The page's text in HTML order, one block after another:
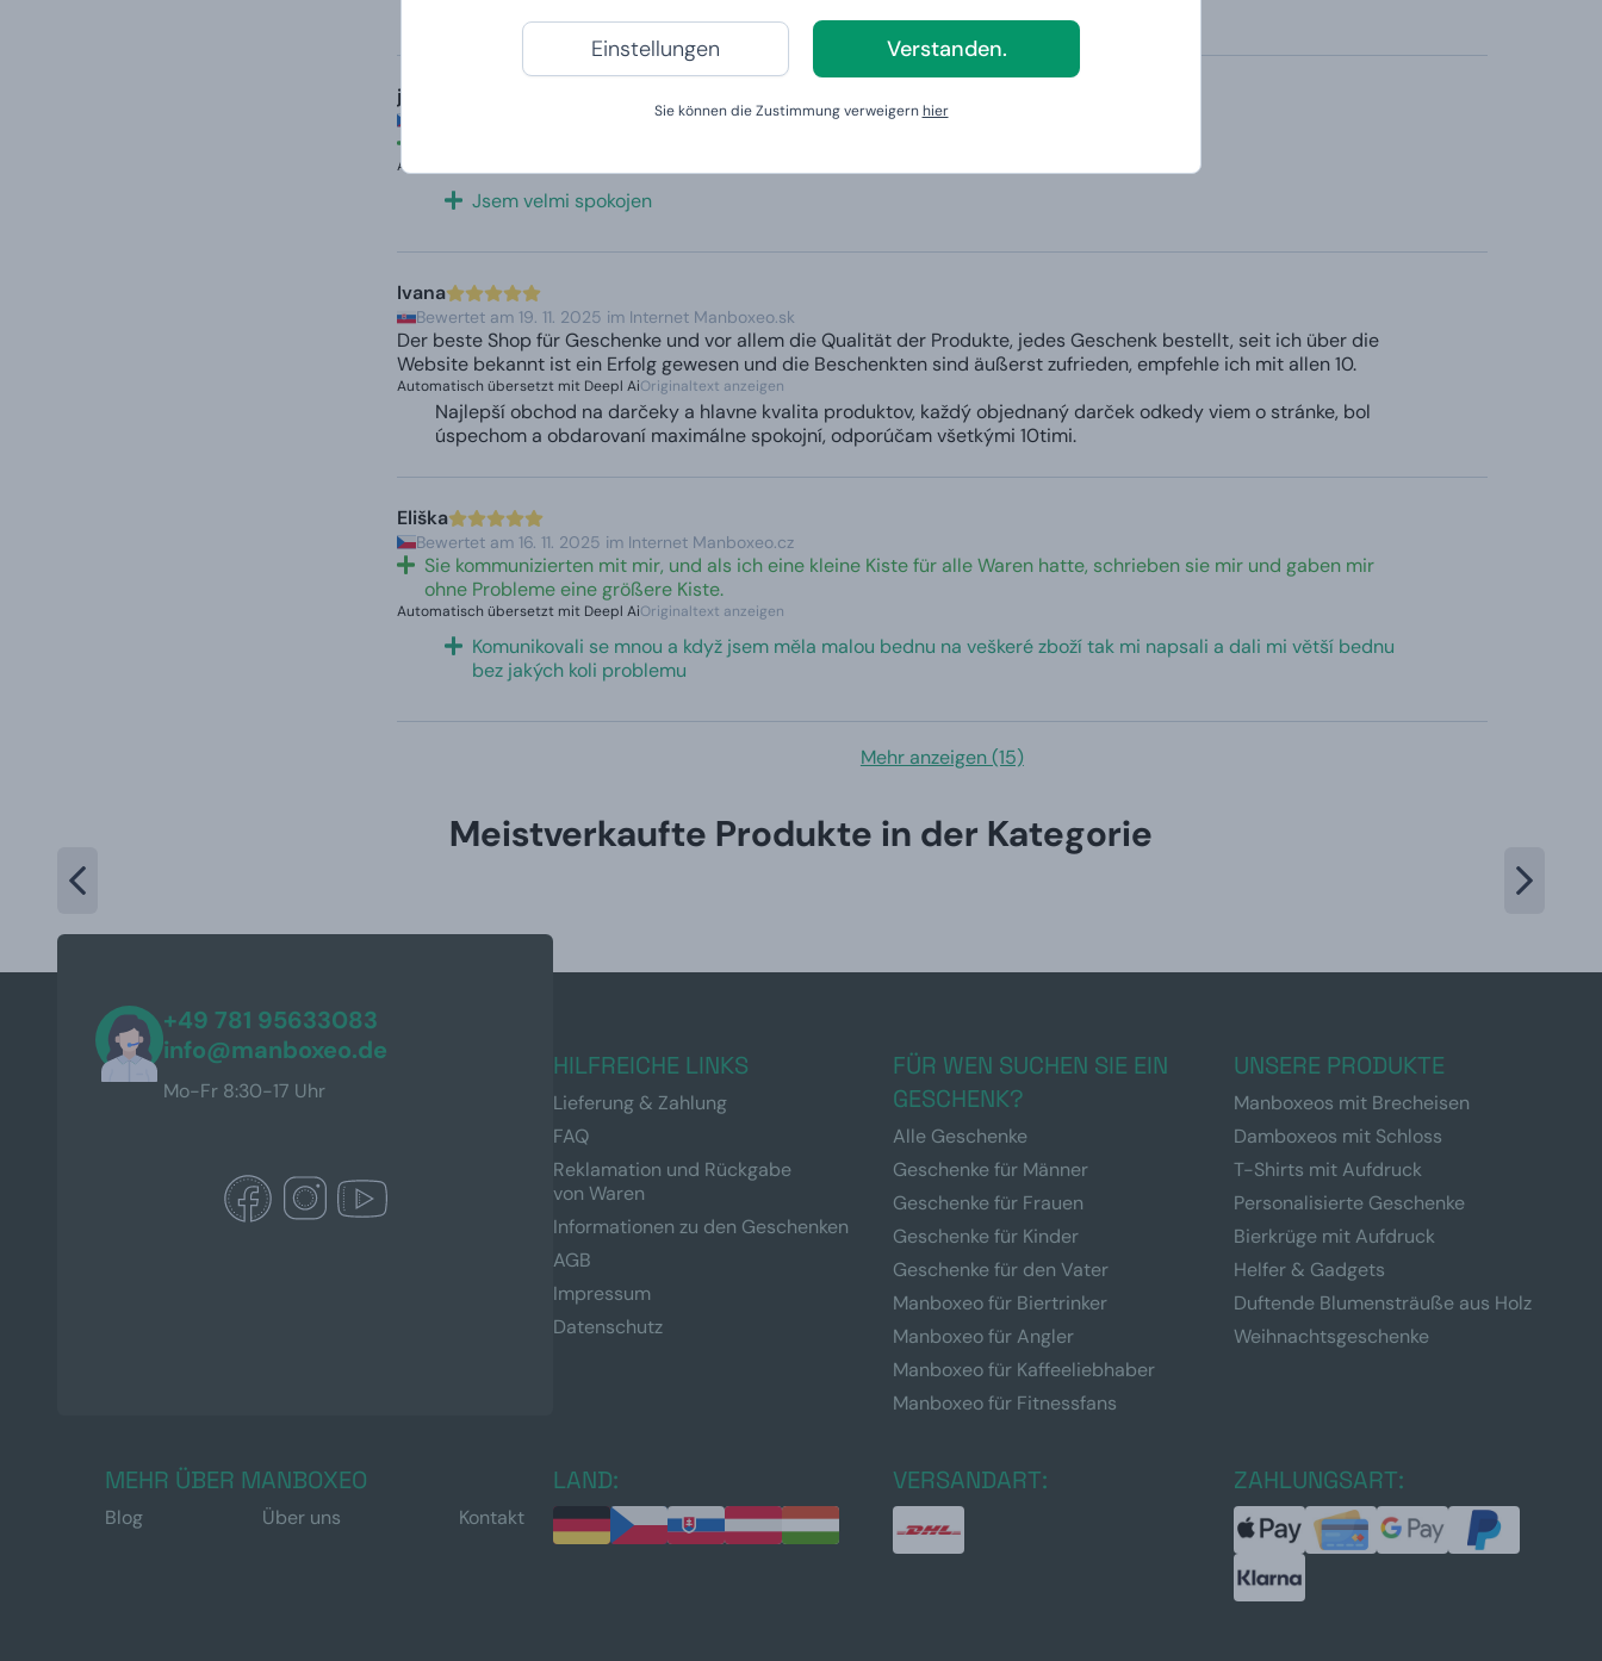
Einstellungen Verstanden.
Sie können die Zustimmung verweigernhier
jaroslav
Bewertet am 8. 12. 2025 im Internet Manboxeo.cz
Automatisch übersetzt mit Deepl Ai
Jsem velmi spokojen
Ivana
Bewertet am 19. 11. 2025 im Internet Manboxeo.sk
Der beste Shop für Geschenke und vor allem die Qualität der Produkte, jedes Geschenk bestellt, seit ich über die
Website bekannt ist ein Erfolg gewesen und die Beschenkten sind äußerst zufrieden, empfehle ich mit allen 10.
Automatisch übersetzt mit Deepl AiOriginaltext anzeigen
Najlepší obchod na darčeky a hlavne kvalita produktov, každý objednaný darček odkedy viem o stránke, bol
úspechom a obdarovaní maximálne spokojní, odporúčam všetkými 10timi.
Eliška
Bewertet am 16. 11. 2025 im Internet Manboxeo.cz
Sie kommunizierten mit mir, und als ich eine kleine Kiste für alle Waren hatte, schrieben sie mir und gaben mir
ohne Probleme eine größere Kiste.
Automatisch übersetzt mit Deepl AiOriginaltext anzeigen
Komunikovali se mnou a když jsem měla malou bednu na veškeré zboží tak mi napsali a dali mi větší bednu
bez jakých koli problemu
Mehr anzeigen (15)
Meistverkaufte Produkte in der Kategorie
+49 781 95633083
info@manboxeo.de
Mo-Fr 8:30-17 Uhr
HILFREICHE LINKS
Lieferung & Zahlung
FAQ
Reklamation und Rückgabe
von Waren
Informationen zu den Geschenken
AGB
Impressum
Datenschutz
FÜR WEN SUCHEN SIE EIN
GESCHENK?
Alle Geschenke
Geschenke für Männer
Geschenke für Frauen
Geschenke für Kinder
Geschenke für den Vater
Manboxeo für Biertrinker
Manboxeo für Angler
Manboxeo für Kaffeeliebhaber
Manboxeo für Fitnessfans
UNSERE PRODUKTE
Manboxeos mit Brecheisen
Damboxeos mit Schloss
T-Shirts mit Aufdruck
Personalisierte Geschenke
Bierkrüge mit Aufdruck
Helfer & Gadgets
Duftende Blumensträuße aus Holz
Weihnachtsgeschenke
MEHR ÜBER MANBOXEO
Blog Über uns Kontakt
LAND: VERSANDART: ZAHLUNGSART: